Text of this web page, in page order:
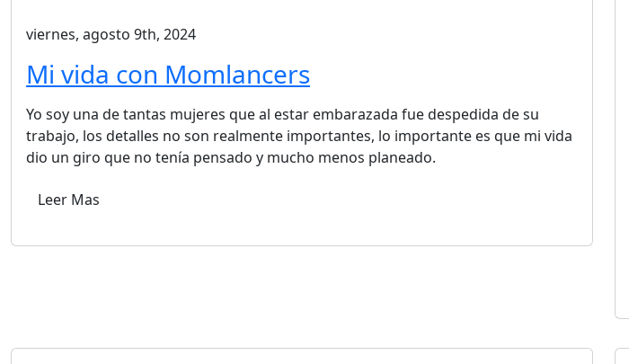
viernes, agosto 9th, 2024
Mi vida con Momlancers
Yo soy una de tantas mujeres que al estar embarazada fue despedida de su
trabajo, los detalles no son realmente importantes, lo importante es que mi vida
dio un giro que no tenía pensado y mucho menos planeado.
Leer Mas